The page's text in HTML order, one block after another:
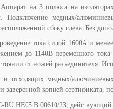
на 3 полюса на
медных/
сбоку слева. Без
тока силой 1600А и
до 1140В переменного
от ножей разъединителя.
и отходящих медных/
заверенной копией сертификата,
23, действующий